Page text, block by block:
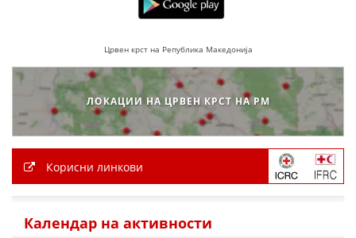
ДОГОВОРИ
ЗНАЧЕЊЕ НА СЛУЖБАТА ЗА БАРАЊЕ
ФОРМУЛАРИ ЗА БАРАЊА
ЗДРАВСТВЕНО ПРЕВЕНТИВНА ДЕЈНОСТ
Црвен крст на Република Македонија
ЛОКАЦИИ НА ЦРВЕН КРСТ НА РМ
Корисни линкови
Календар на активности